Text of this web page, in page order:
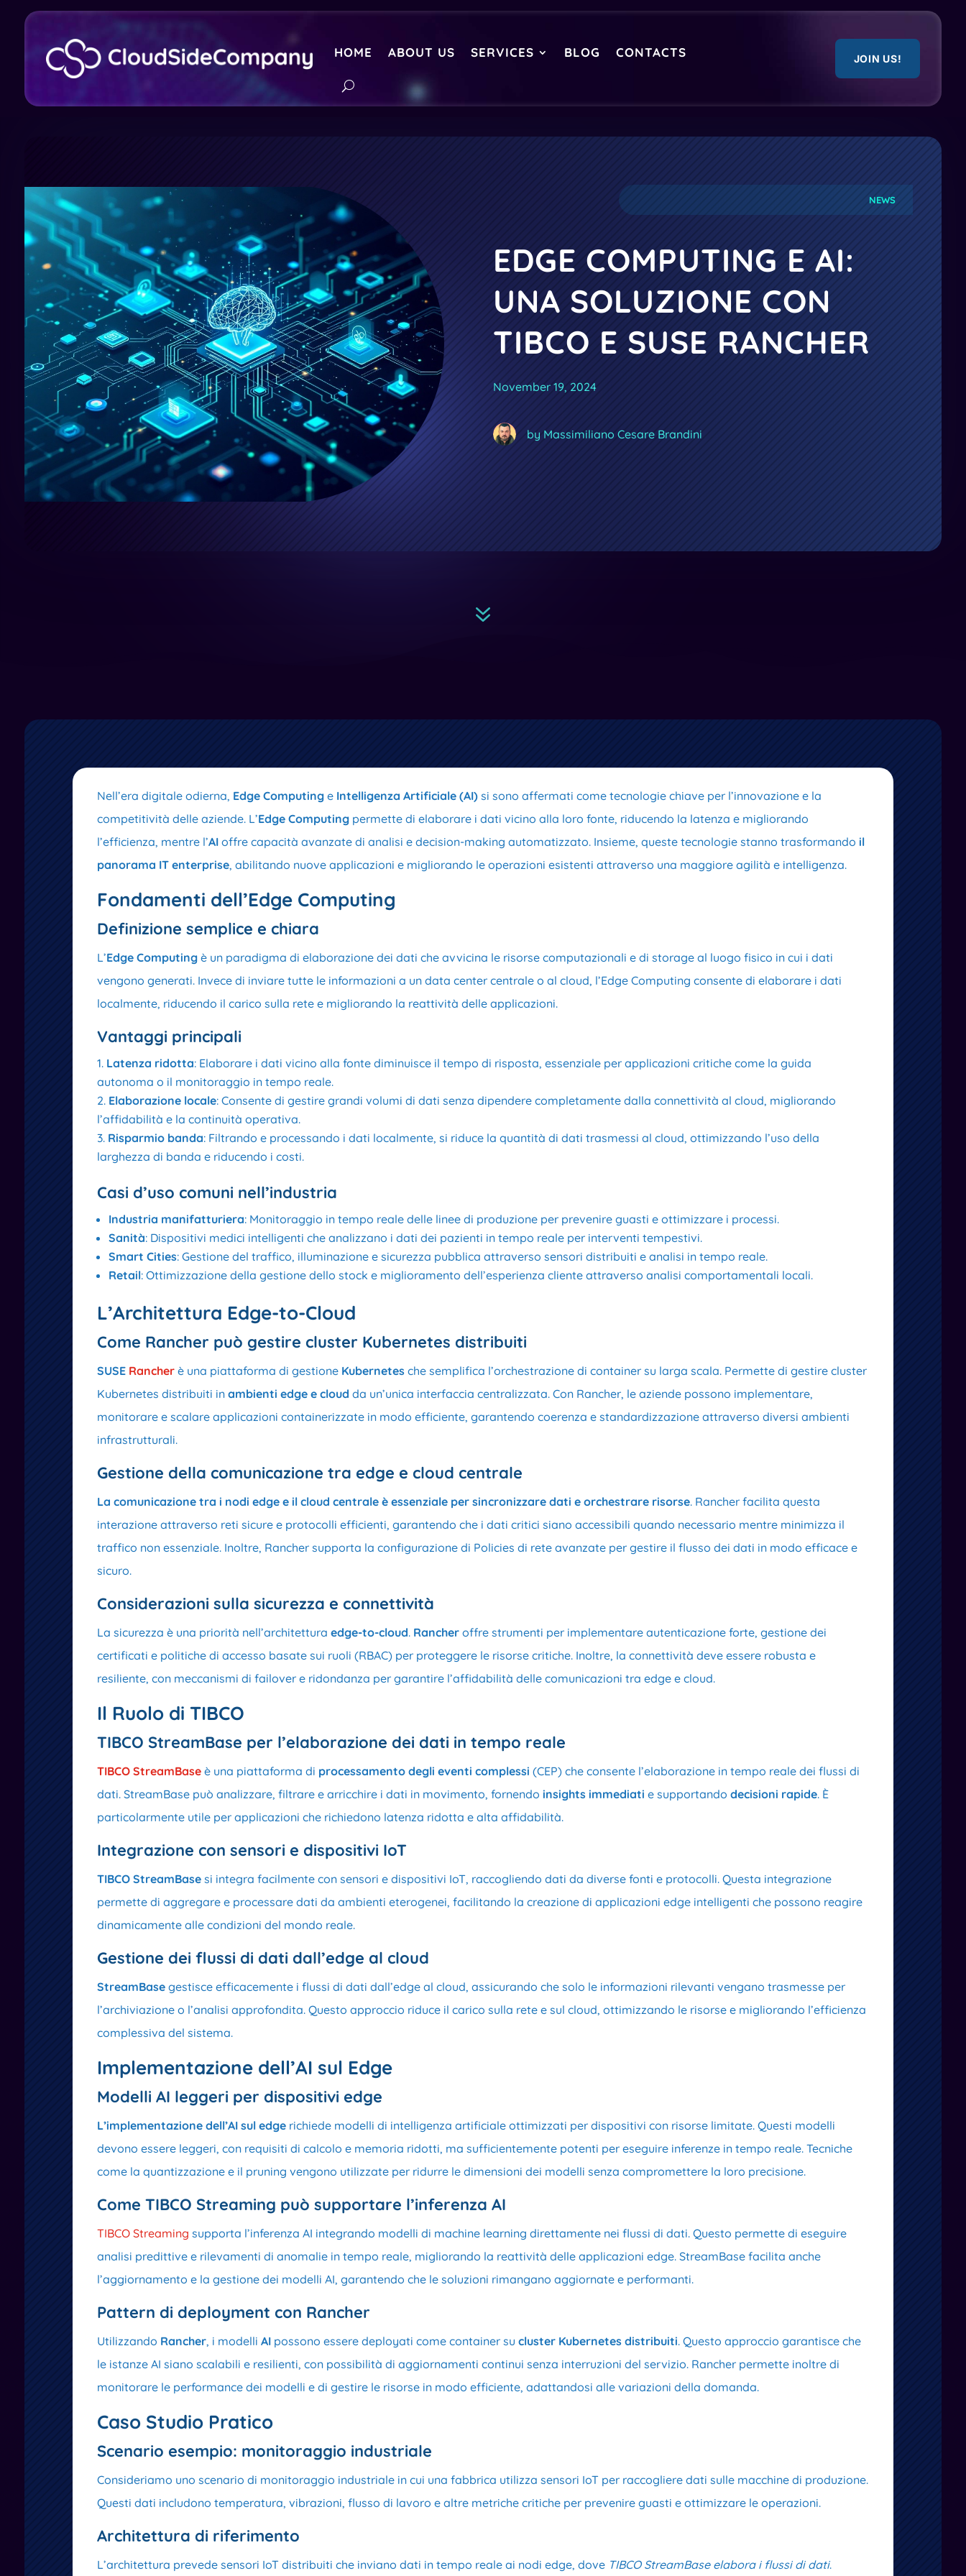
HOME ABOUT US SERVICES BLOG CONTACTS JOIN US!
NEWS
EDGE COMPUTING E AI:
UNA SOLUZIONE CON
TIBCO E SUSE RANCHER
November 19, 2024
by Massimiliano Cesare Brandini
7
Nell’era digitale odierna, Edge Computing e Intelligenza Artificiale (AI) si sono affermati come tecnologie chiave per l’innovazione e la
competitività delle aziende. L’Edge Computing permette di elaborare i dati vicino alla loro fonte, riducendo la latenza e migliorando
l’efficienza, mentre l’AI offre capacità avanzate di analisi e decision-making automatizzato. Insieme, queste tecnologie stanno trasformandoil
panorama IT enterprise, abilitando nuove applicazioni e migliorando le operazioni esistenti attraverso una maggiore agilità e intelligenza.
Fondamenti dell’Edge Computing
Definizione semplice e chiara
L’Edge Computing è un paradigma di elaborazione dei dati che avvicina le risorse computazionali e di storage al luogo fisico in cui i dati
vengono generati. Invece di inviare tutte le informazioni a un data center centrale o al cloud, l’Edge Computing consente di elaborare i dati
localmente, riducendo il carico sulla rete e migliorando la reattività delle applicazioni.
Vantaggi principali
Latenza ridotta: Elaborare i dati vicino alla fonte diminuisce il tempo di risposta, essenziale per applicazioni critiche come la guida
autonoma o il monitoraggio in tempo reale.
Elaborazione locale: Consente di gestire grandi volumi di dati senza dipendere completamente dalla connettività al cloud, migliorando
l’affidabilità e la continuità operativa.
Risparmio banda: Filtrando e processando i dati localmente, si riduce la quantità di dati trasmessi al cloud, ottimizzando l’uso della
larghezza di banda e riducendo i costi.
Casi d’uso comuni nell’industria
Industria manifatturiera: Monitoraggio in tempo reale delle linee di produzione per prevenire guasti e ottimizzare i processi.
Sanità: Dispositivi medici intelligenti che analizzano i dati dei pazienti in tempo reale per interventi tempestivi.
Smart Cities: Gestione del traffico, illuminazione e sicurezza pubblica attraverso sensori distribuiti e analisi in tempo reale.
Retail: Ottimizzazione della gestione dello stock e miglioramento dell’esperienza cliente attraverso analisi comportamentali locali.
L’Architettura Edge-to-Cloud
Come Rancher può gestire cluster Kubernetes distribuiti
SUSE Rancher è una piattaforma di gestione Kubernetes che semplifica l’orchestrazione di container su larga scala. Permette di gestire cluster
Kubernetes distribuiti inambienti edge e cloud da un’unica interfaccia centralizzata. Con Rancher, le aziende possono implementare,
monitorare e scalare applicazioni containerizzate in modo efficiente, garantendo coerenza e standardizzazione attraverso diversi ambienti
infrastrutturali.
Gestione della comunicazione tra edge e cloud centrale
La comunicazione tra i nodi edge e il cloud centrale è essenziale per sincronizzare dati e orchestrare risorse. Rancher facilita questa
interazione attraverso reti sicure e protocolli efficienti, garantendo che i dati critici siano accessibili quando necessario mentre minimizza il
traffico non essenziale. Inoltre, Rancher supporta la configurazione di Policies di rete avanzate per gestire il flusso dei dati in modo efficace e
sicuro.
Considerazioni sulla sicurezza e connettività
La sicurezza è una priorità nell’architetturaedge-to-cloud. Rancher offre strumenti per implementare autenticazione forte, gestione dei
certificati e politiche di accesso basate sui ruoli (RBAC) per proteggere le risorse critiche. Inoltre, la connettività deve essere robusta e
resiliente, con meccanismi di failover e ridondanza per garantire l’affidabilità delle comunicazioni tra edge e cloud.
Il Ruolo di TIBCO
TIBCO StreamBase per l’elaborazione dei dati in tempo reale
TIBCO StreamBase è una piattaforma di processamento degli eventi complessi (CEP) che consente l’elaborazione in tempo reale dei flussi di
dati. StreamBase può analizzare, filtrare e arricchire i dati in movimento, fornendoinsights immediati e supportandodecisioni rapide. È
particolarmente utile per applicazioni che richiedono latenza ridotta e alta affidabilità.
Integrazione con sensori e dispositivi IoT
TIBCO StreamBase si integra facilmente con sensori e dispositivi IoT, raccogliendo dati da diverse fonti e protocolli. Questa integrazione
permette di aggregare e processare dati da ambienti eterogenei, facilitando la creazione di applicazioni edge intelligenti che possono reagire
dinamicamente alle condizioni del mondo reale.
Gestione dei flussi di dati dall’edge al cloud
StreamBase gestisce efficacemente i flussi di dati dall’edge al cloud, assicurando che solo le informazioni rilevanti vengano trasmesse per
l’archiviazione o l’analisi approfondita. Questo approccio riduce il carico sulla rete e sul cloud, ottimizzando le risorse e migliorando l’efficienza
complessiva del sistema.
Implementazione dell’AI sul Edge
Modelli AI leggeri per dispositivi edge
L’implementazione dell’AI sul edge richiede modelli di intelligenza artificiale ottimizzati per dispositivi con risorse limitate. Questi modelli
devono essere leggeri, con requisiti di calcolo e memoria ridotti, ma sufficientemente potenti per eseguire inferenze in tempo reale. Tecniche
come la quantizzazione e il pruning vengono utilizzate per ridurre le dimensioni dei modelli senza compromettere la loro precisione.
Come TIBCO Streaming può supportare l’inferenza AI
TIBCO Streaming supporta l’inferenza AI integrando modelli di machine learning direttamente nei flussi di dati. Questo permette di eseguire
analisi predittive e rilevamenti di anomalie in tempo reale, migliorando la reattività delle applicazioni edge. StreamBase facilita anche
l’aggiornamento e la gestione dei modelli AI, garantendo che le soluzioni rimangano aggiornate e performanti.
Pattern di deployment con Rancher
Utilizzando Rancher, i modelliAI possono essere deployati come container sucluster Kubernetes distribuiti. Questo approccio garantisce che
le istanze AI siano scalabili e resilienti, con possibilità di aggiornamenti continui senza interruzioni del servizio. Rancher permette inoltre di
monitorare le performance dei modelli e di gestire le risorse in modo efficiente, adattandosi alle variazioni della domanda.
Caso Studio Pratico
Scenario esempio: monitoraggio industriale
Consideriamo uno scenario di monitoraggio industriale in cui una fabbrica utilizza sensori IoT per raccogliere dati sulle macchine di produzione.
Questi dati includono temperatura, vibrazioni, flusso di lavoro e altre metriche critiche per prevenire guasti e ottimizzare le operazioni.
Architettura di riferimento
L’architettura prevede sensori IoT distribuiti che inviano dati in tempo reale ai nodi edge, dove TIBCO StreamBase elabora i flussi di dati.